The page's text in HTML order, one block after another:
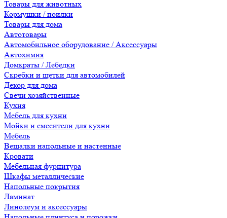
Товары для животных
Кормушки / поилки
Товары для дома
Автотовары
Автомобильное оборудование / Аксессуары
Автохимия
Домкраты / Лебедки
Скребки и щетки для автомобилей
Декор для дома
Свечи хозяйственные
Кухня
Мебель для кухни
Мойки и смесители для кухни
Мебель
Вешалки напольные и настенные
Кровати
Мебельная фурнитура
Шкафы металлические
Напольные покрытия
Ламинат
Линолеум и аксессуары